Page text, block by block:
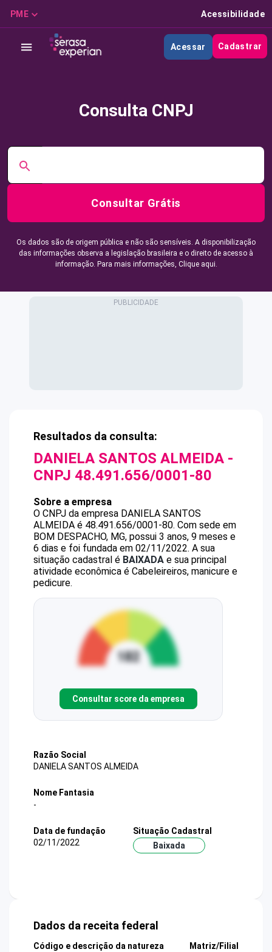
PME Acessibilidade
Acessar Cadastrar
Consulta CNPJ
Consultar Grátis
Os dados são de origem pública e não são sensíveis. A disponibilização
das informações observa a legislação brasileira e o direito de acesso à
informação. Para mais informações, Clique aqui.
Resultados da consulta:
DANIELA SANTOS ALMEIDA -
CNPJ 48.491.656/0001-80
Sobre a empresa
O CNPJ da empresa DANIELA SANTOS
ALMEIDA é 48.491.656/0001-80. Com sede em
BOM DESPACHO, MG, possui 3 anos, 9 meses e
6 dias e foi fundada em 02/11/2022. A sua
situação cadastral é BAIXADA e sua principal
atividade econômica é Cabeleireiros, manicure e
pedicure.
Consultar score da empresa
Razão Social
DANIELA SANTOS ALMEIDA
Nome Fantasia
-
Data de fundação
02/11/2022
Situação Cadastral
Baixada
Dados da receita federal
Código e descrição da natureza
Matriz/Filial